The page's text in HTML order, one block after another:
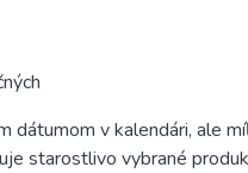
dátumom v kalendári, ale
starostlivo vybrané